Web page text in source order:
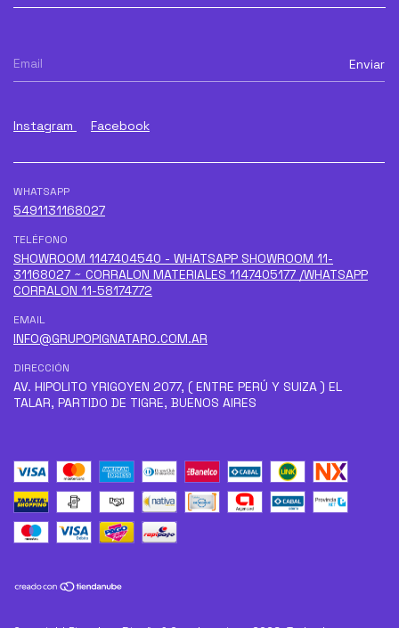
Instagram Facebook
WHATSAPP
5491131168027
TELÉFONO
SHOWROOM 1147404540 - WHATSAPP SHOWROOM 11-
31168027 ~ CORRALON MATERIALES 1147405177 /WHATSAPP
CORRALON 11-58174772
EMAIL
INFO@GRUPOPIGNATARO.COM.AR
DIRECCIÓN
AV. HIPOLITO YRIGOYEN 2077, ( ENTRE PERÚ Y SUIZA ) EL
TALAR, PARTIDO DE TIGRE, BUENOS AIRES